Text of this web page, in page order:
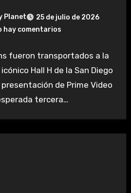
Planet
25 de julio de 2026
hay comentarios
fueron transportados a la
Hall H de la San Diego
de Prime Video
tercera…